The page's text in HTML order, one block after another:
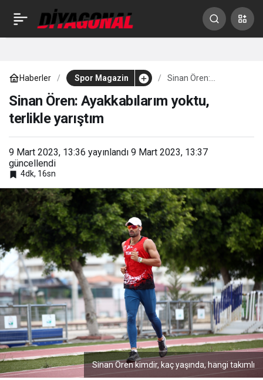
Haberler Spor Magazin
Sinan Ören:
terlikle yarıştım
Sinan Ören: Ayakkabılarım yoktu,
terlikle yarıştım
9 Mart 2023, 13:36 yayınlandı 9 Mart 2023, 13:37
güncellendi
4dk, 16sn
Sinan Ören kimdir, kaç yaşında, hangi takımlı
Şevval Ayaz: İki gün
yapamazsın dediler
0 Paylaş